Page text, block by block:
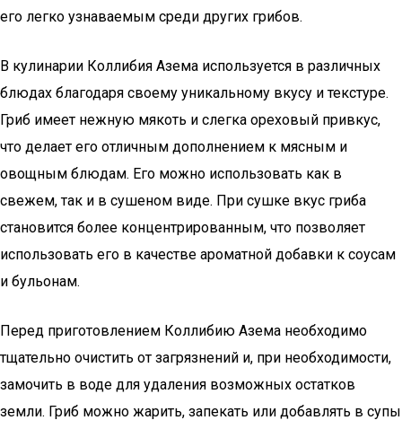
его легко узнаваемым среди других грибов.
В кулинарии Коллибия Азема используется в различных
блюдах благодаря своему уникальному вкусу и текстуре.
Гриб имеет нежную мякоть и слегка ореховый привкус,
что делает его отличным дополнением к мясным и
овощным блюдам. Его можно использовать как в
свежем, так и в сушеном виде. При сушке вкус гриба
становится более концентрированным, что позволяет
использовать его в качестве ароматной добавки к соусам
и бульонам.
Перед приготовлением Коллибию Азема необходимо
тщательно очистить от загрязнений и, при необходимости,
замочить в воде для удаления возможных остатков
земли. Гриб можно жарить, запекать или добавлять в супы